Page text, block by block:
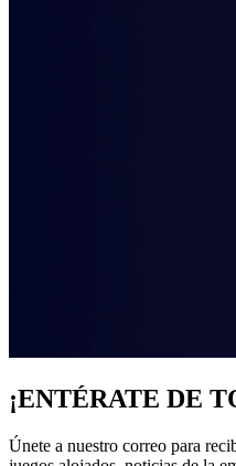
¡ENTÉRATE DE
Únete a nuestro correo para